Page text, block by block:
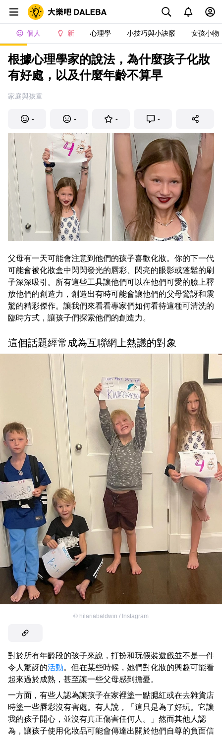
個人 新 心理學 小技巧與小訣竅 女孩小物
根據心理學家的說法，為什麼孩子化妝
有好處，以及什麼年齡不算早
家庭與孩童
- - - -
父母有一天可能會注意到他們的孩子喜歡化妝。你的下一代
可能會被化妝盒中閃閃發光的唇彩、閃亮的眼影或蓬鬆的刷
子深深吸引。所有這些工具讓他們可以在他們可愛的臉上釋
放他們的創造力，創造出有時可能會讓他們的父母驚訝和震
驚的精彩傑作。讓我們來看看專家們如何看待這種可清洗的
臨時方式，讓孩子們探索他們的創造力。
這個話題經常成為互聯網上熱議的對象
© hilariabaldwin / Instagram
對於所有年齡段的孩子來說，打扮和玩假裝遊戲並不是一件
令人驚訝的活動。但在某些時候，她們對化妝的興趣可能看
起來過於成熟，甚至讓一些父母感到擔憂。
一方面，有些人認為讓孩子在家裡塗一點腮紅或在去雜貨店
時塗一些唇彩沒有害處。有人說，「這只是為了好玩。它讓
我的孩子開心，並沒有真正傷害任何人。」然而其他人認
為，讓孩子使用化妝品可能會傳達出關於他們自尊的負面信